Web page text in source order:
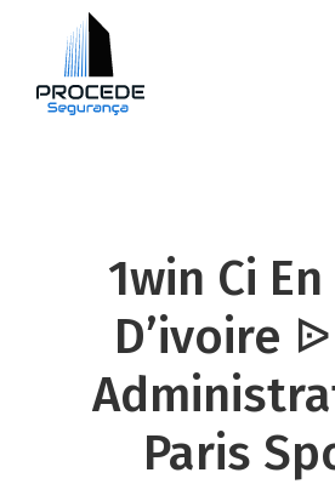
1win Ci
D’ivoire
Paris